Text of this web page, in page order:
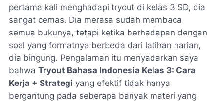
pertama kali menghadapi tryout di kelas 3 SD, dia
sangat cemas. Dia merasa sudah membaca
semua bukunya, tetapi ketika berhadapan dengan
soal yang formatnya berbeda dari latihan harian,
dia bingung. Pengalaman itu menyadarkan saya
bahwa Tryout Bahasa Indonesia Kelas 3: Cara
Kerja + Strategi yang efektif tidak hanya
bergantung pada seberapa banyak materi yang